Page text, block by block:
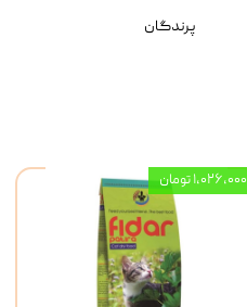
پرندگان
۱,۰۲۶,۰۰۰ تومان